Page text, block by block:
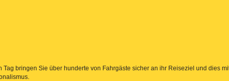
bringen Sie über hunderte von Fahrgäste sicher an ihr Reiseziel und dies